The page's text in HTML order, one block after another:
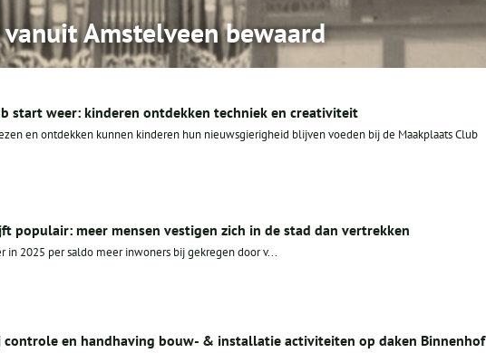
Amstelveen bewaard
start weer: kinderen ontdekken techniek en creativiteit
en ontdekken kunnen kinderen hun nieuwsgierigheid blijven voeden bij de Maakplaats Club
populair: meer mensen vestigen zich in de stad dan vertrekken
in 2025 per saldo meer inwoners bij gekregen door v...
controle en handhaving bouw- & installatie activiteiten op daken Binnenhof